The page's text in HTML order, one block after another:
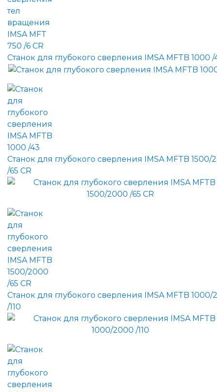
Станок для глубокого сверления IMSA MFTB 1000 /
Станок для глубокого сверления IMSA MFTB 1500/
/65 CR
Станок для глубокого сверления IMSA MFTB 1000/
/110